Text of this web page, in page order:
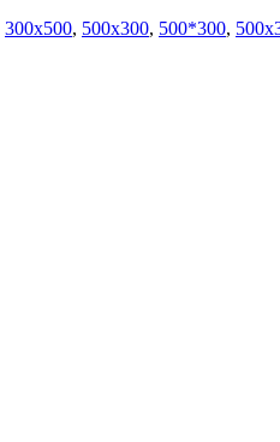
300x500, 500х300, 500*300,